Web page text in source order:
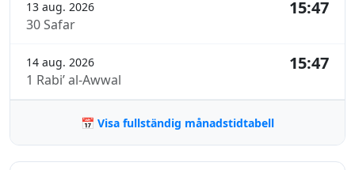
13 aug. 2026
30 Safar
15:47
14 aug. 2026
1 Rabi’ al-Awwal
15:47
📅 Visa fullständig månadstidtabell